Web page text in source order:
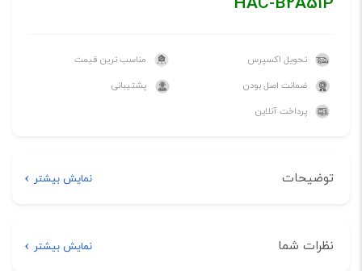
تحویل اکسپرس
مناسب ترین قیمت
ضمانت اصل بودن
پشتیبانی
پرداخت آنلاین
توضیحات نمایش بیشتر
نظرات شما نمایش بیشتر